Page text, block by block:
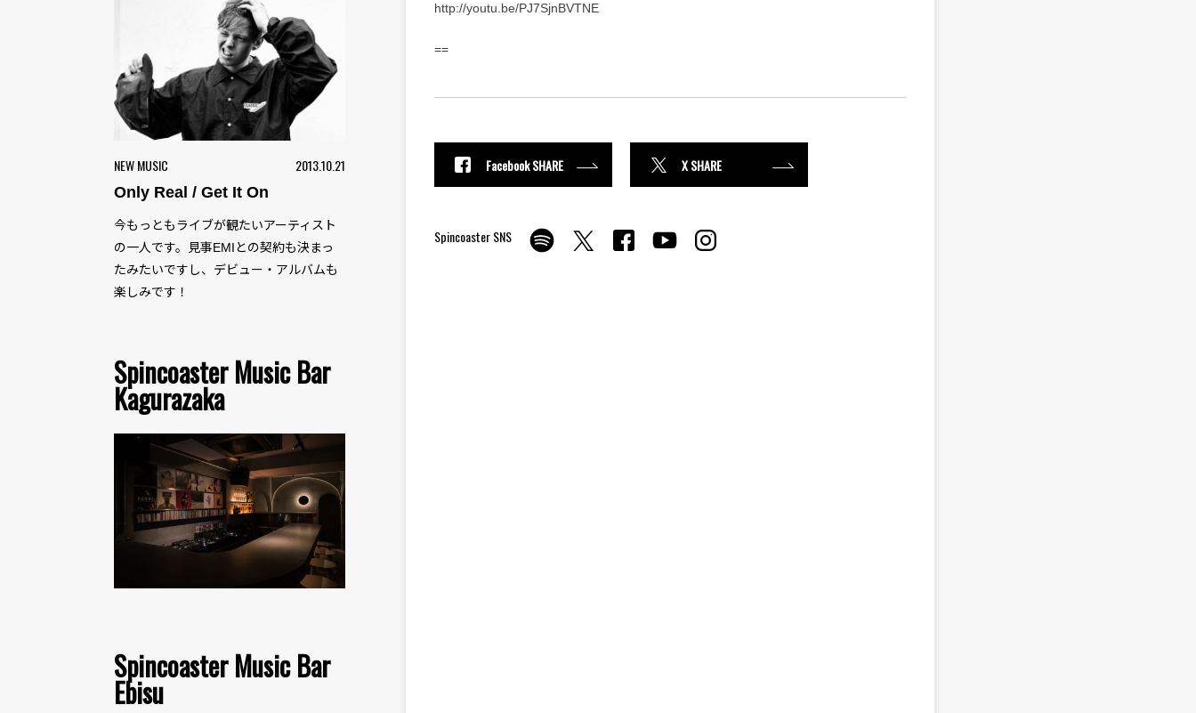
NEW MUSIC 2013.10.21
Only Real / Get It On
今もっともライブが観たいアーティスト
の一人です。見事EMIとの契約も決まっ
たみたいですし、デビュー・アルバムも
楽しみです！
Spincoaster Music Bar
Kagurazaka
Spincoaster Music Bar
Ebisu
http://youtu.be/PJ7SjnBVTNE
==
Facebook SHARE X SHARE
Spincoaster SNS